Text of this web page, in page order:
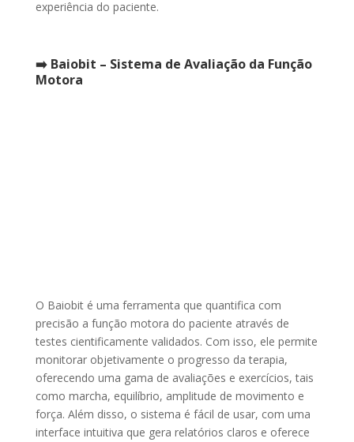
experiência do paciente.
➡️ Baiobit – Sistema de Avaliação da Função
Motora
O Baiobit é uma ferramenta que quantifica com
precisão a função motora do paciente através de
testes cientificamente validados. Com isso, ele permite
monitorar objetivamente o progresso da terapia,
oferecendo uma gama de avaliações e exercícios, tais
como marcha, equilíbrio, amplitude de movimento e
força. Além disso, o sistema é fácil de usar, com uma
interface intuitiva que gera relatórios claros e oferece